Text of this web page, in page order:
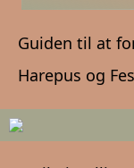
Guiden til at
Harepus og